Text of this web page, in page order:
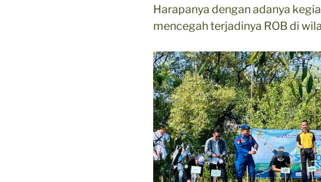
Harapanya dengan adanya
mencegah terjadinya ROB di